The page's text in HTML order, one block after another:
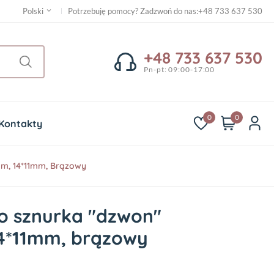
Polski Potrzebuję pomocy? Zadzwoń do nas:+48 733 637 530
+48 733 637 530
Pn-pt: 09:00-17:00
0 0
14*11mm, Brązowy
sznurka "dzwon"
brązowy